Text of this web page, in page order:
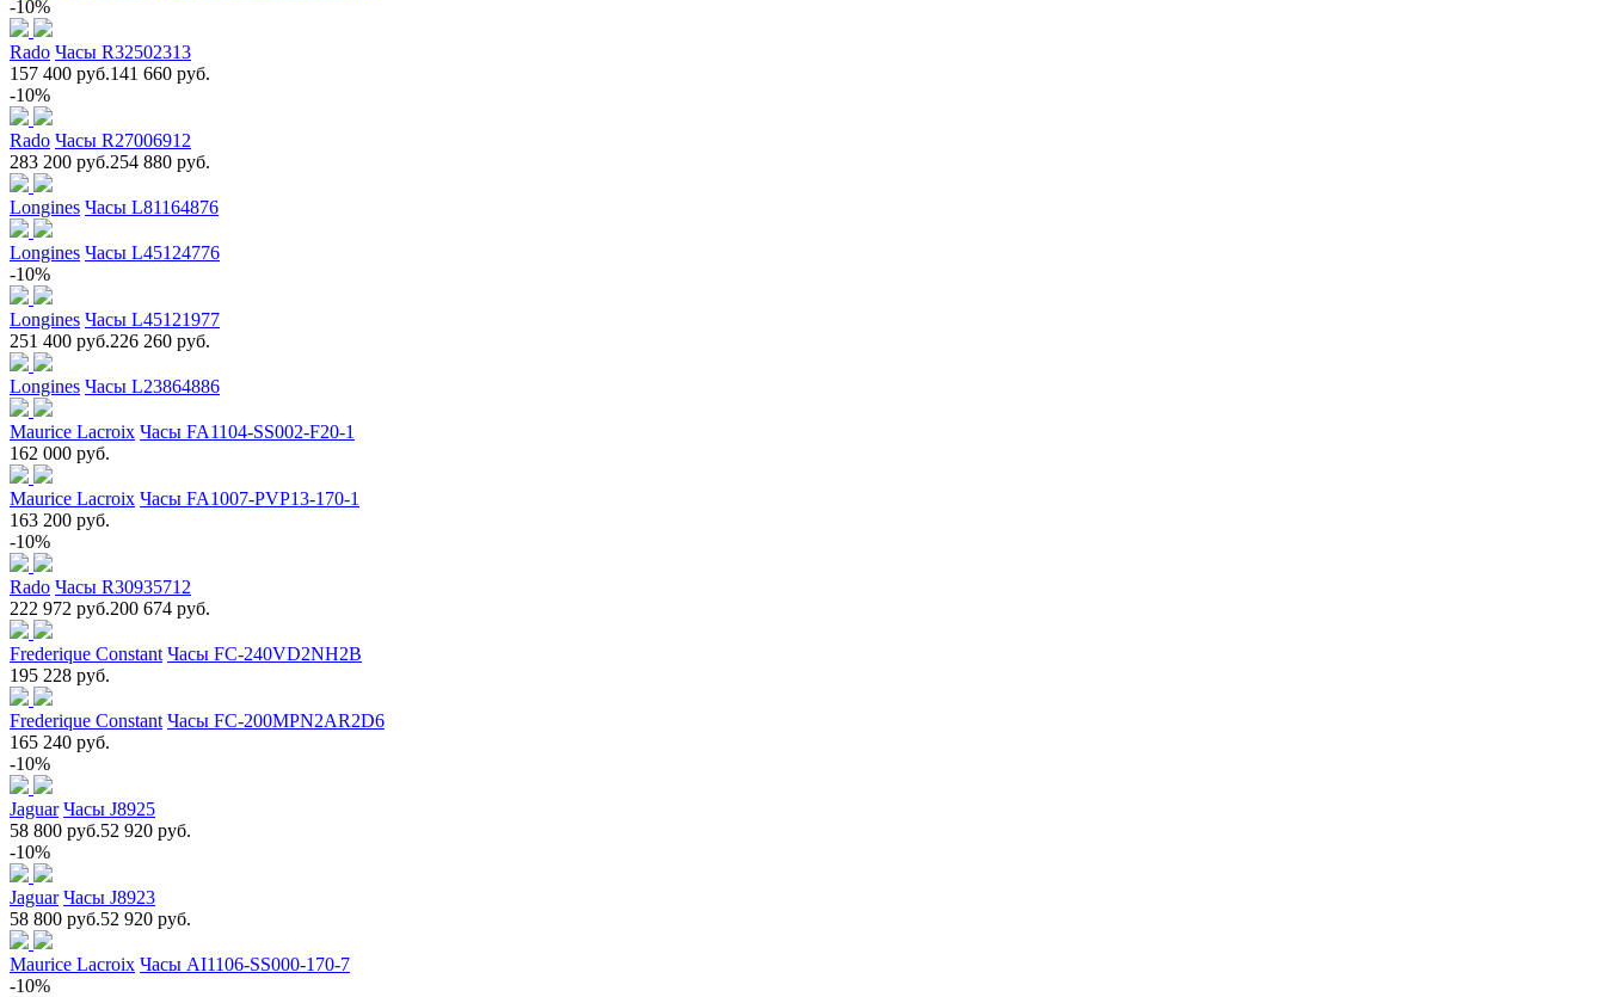
-10%
Rado Часы R32502313
157 400 руб.141 660 руб.
-10%
Rado Часы R27006912
283 200 руб.254 880 руб.
Longines Часы L81164876
Longines Часы L45124776
-10%
Longines Часы L45121977
251 400 руб.226 260 руб.
Longines Часы L23864886
Maurice Lacroix Часы FA1104-SS002-F20-1
162 000 руб.
Maurice Lacroix Часы FA1007-PVP13-170-1
163 200 руб.
-10%
Rado Часы R30935712
222 972 руб.200 674 руб.
Frederique Constant Часы FC-240VD2NH2B
195 228 руб.
Frederique Constant Часы FC-200MPN2AR2D6
165 240 руб.
-10%
Jaguar Часы J8925
58 800 руб.52 920 руб.
-10%
Jaguar Часы J8923
58 800 руб.52 920 руб.
Maurice Lacroix Часы AI1106-SS000-170-7
-10%